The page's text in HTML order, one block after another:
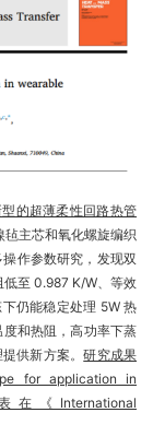
的超薄柔性回路热管
毡主芯和氧化螺旋编织
作参数研究，发现双
低至 0.987 K/W、等效
仍能稳定处理 5W 热
和热阻，高功率下蒸
供新方案。研究成果
for application in
在《International